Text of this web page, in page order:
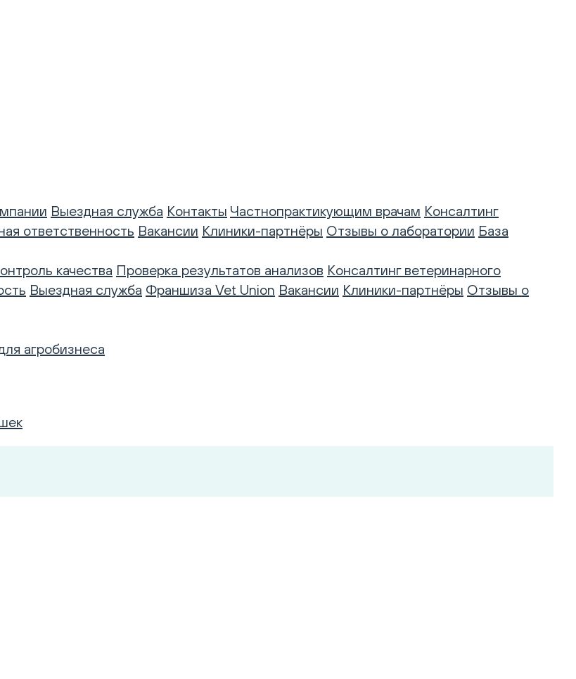
Выездная служба Контакты Частнопрактикующим врачам Консалтинг
ответственность Вакансии Клиники-партнёры Отзывы о лаборатории База
качества Проверка результатов анализов Консалтинг ветеринарного
Выездная служба Франшиза Vet Union Вакансии Клиники-партнёры Отзывы о
агробизнеса